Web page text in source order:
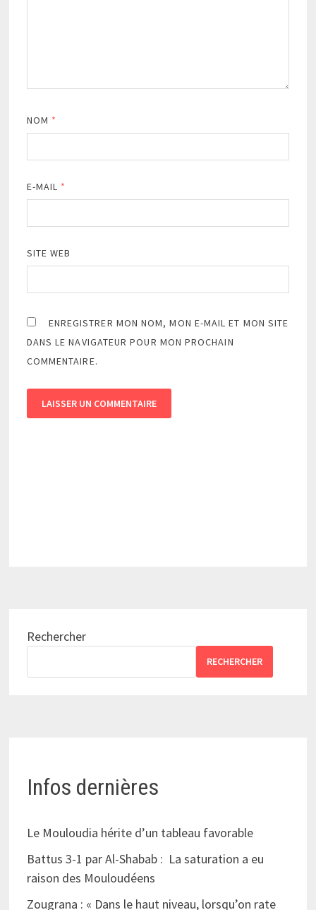
NOM *
E-MAIL *
SITE WEB
ENREGISTRER MON NOM, MON E-MAIL ET MON SITE
DANS LE NAVIGATEUR POUR MON PROCHAIN
COMMENTAIRE.
Rechercher
RECHERCHER
Infos dernières
Le Mouloudia hérite d’un tableau favorable
Battus 3-1 par Al-Shabab : La saturation a eu
raison des Mouloudéens
Zougrana : « Dans le haut niveau, lorsqu’on rate